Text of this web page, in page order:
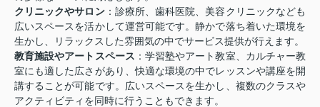
クリニックやサロン：診療所、歯科医院、美容クリニックなども
広いスペースを活かして運営可能です。静かで落ち着いた環境を
生かし、リラックスした雰囲気の中でサービス提供が行えます。
教育施設やアートスペース ：学習塾やアート教室、カルチャー教
室にも適した広さがあり、快適な環境の中でレッスンや講座を開
講することが可能です。広いスペースを生かし、複数のクラスや
アクティビティを同時に行うこともできます。